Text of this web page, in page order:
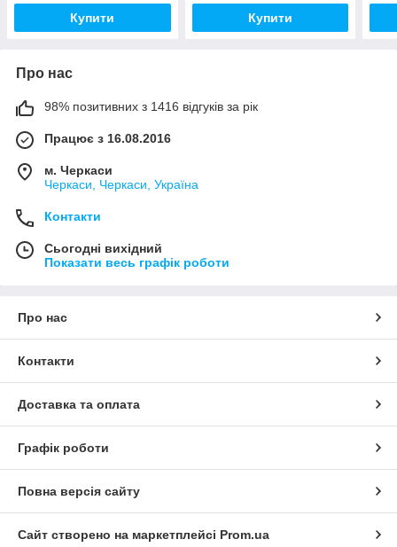
Купити Купити
Про нас
98% позитивних з 1416 відгуків за рік
Працює з 16.08.2016
м. Черкаси
Черкаси, Черкаси, Україна
Контакти
Сьогодні вихідний
Показати весь графік роботи
Про нас
Контакти
Доставка та оплата
Графік роботи
Повна версія сайту
Сайт створено на маркетплейсі Prom.ua